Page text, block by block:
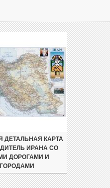
ДЕТАЛЬНАЯ КАРТА
ИРАНА СО
ДОРОГАМИ И
ГОРОДАМИ